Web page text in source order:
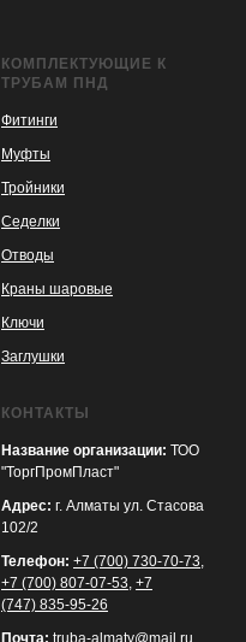
КОМПЛЕКТУЮЩИЕ К
ТРУБАМ ПНД
Фитинги
Муфты
Тройники
Седелки
Отводы
Краны шаровые
Ключи
Заглушки
КОНТАКТЫ
Название организации: ТОО
"ТоргПромПласт"
Адрес: г. Алматы ул. Стасова
102/2
Телефон: +7 (700) 730-70-73,
+7 (700) 807-07-53, +7
(747) 835-95-26